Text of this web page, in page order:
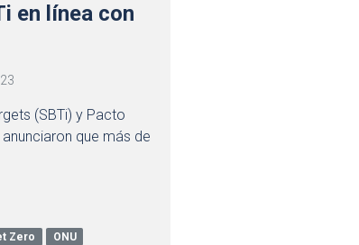
en línea con
(SBTi) y Pacto
que más de
Zero
ONU